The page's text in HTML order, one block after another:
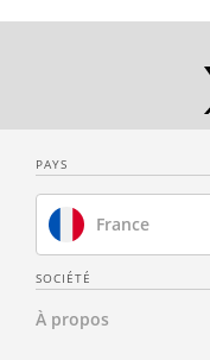
PAYS
France
Espagne
SOCIÉTÉ
À propos